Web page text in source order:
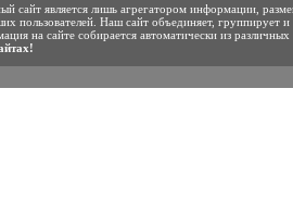
сайт является лишь агрегатором информации,
пользователей. Наш сайт объединяет,
на сайте собирается автоматически из